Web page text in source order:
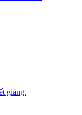
giảng.